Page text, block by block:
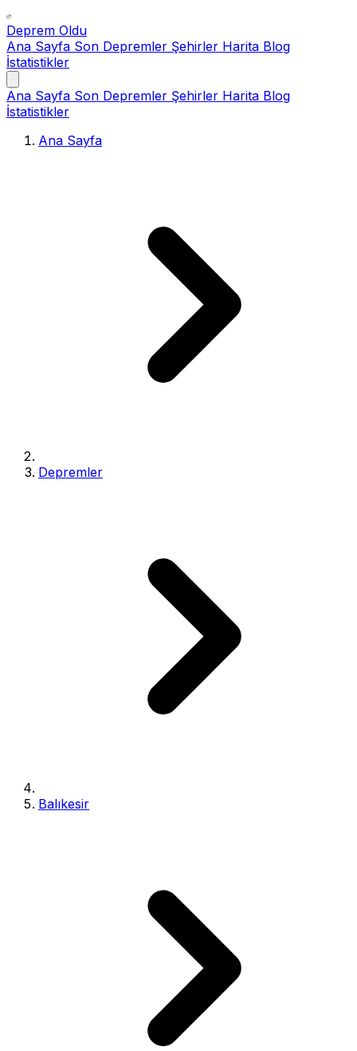
Deprem Oldu
Ana Sayfa Son Depremler Şehirler Harita Blog
İstatistikler
Ana Sayfa Son Depremler Şehirler Harita Blog
İstatistikler
Ana Sayfa
Depremler
Balıkesir